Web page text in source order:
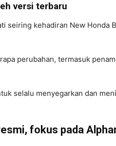
versi terbaru
seiring kehadiran New Honda
perubahan, termasuk
selalu menyegarkan dan
fokus pada